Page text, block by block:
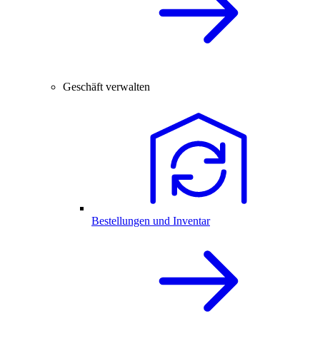
Geschäft verwalten
Bestellungen und Inventar